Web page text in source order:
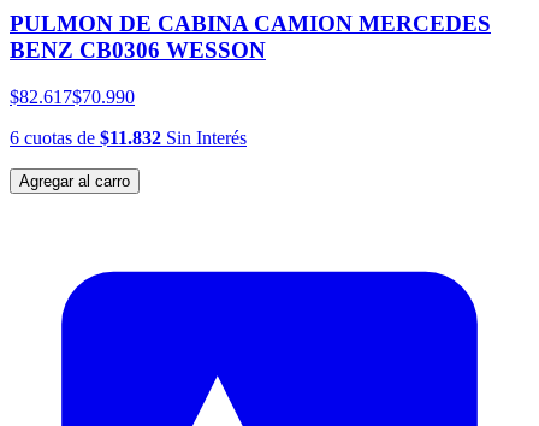
PULMON DE CABINA CAMION MERCEDES
BENZ CB0306 WESSON
$82.617$70.990
6 cuotas de $11.832 Sin Interés
Agregar al carro